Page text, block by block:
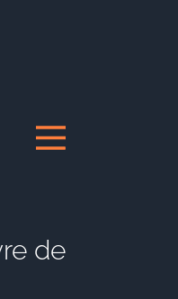
de